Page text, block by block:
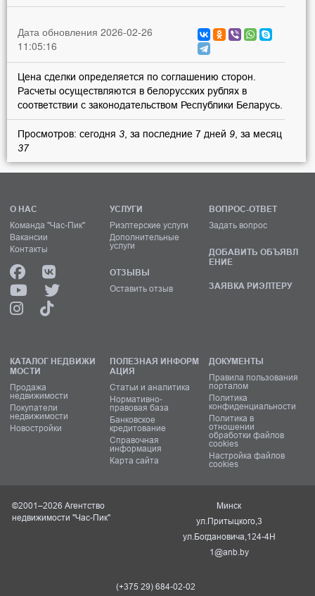
Дата обновления 2026-02-26
11:05:16
Цена сделки определяется по соглашению сторон.
Расчеты осуществляются в белорусских рублях в
соответствии с законодательством Республики Беларусь.
Просмотров: сегодня 3 , за последние 7 дней 9 , за месяц
37
О НАС
Команда "Час-Пик"
Вакансии
Контакты
УСЛУГИ
Риэлтерские услуги
Дополнительные
услуги
ОТЗЫВЫ
Оставить отзыв
ВОПРОС-ОТВЕТ
Задать вопрос
ДОБАВИТЬ ОБЪЯВЛ
ЕНИЕ
ЗАЯВКА РИЭЛТЕРУ
КАТАЛОГ НЕДВИЖИ
МОСТИ
Продажа
недвижимости
Покупатели
недвижимости
Новостройки
ПОЛЕЗНАЯ ИНФОРМ
АЦИЯ
Статьи и аналитика
Нормативно-
правовая база
Банковское
кредитование
Справочная
информация
Карта сайта
ДОКУМЕНТЫ
Правила пользования
порталом
Политика
конфиденциальности
Политика в
отношении
обработки файлов
cookies
Настройка файлов
cookies
©2001–2026 Агентство
недвижимости "Час-Пик"
Минск
ул.Притыцкого,3
ул.Богдановича,124-4Н
1@anb.by
(+375 29) 684-02-02